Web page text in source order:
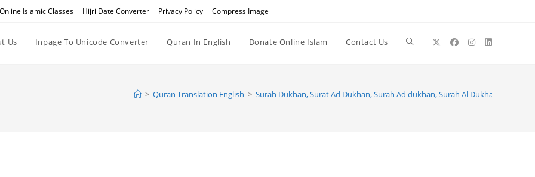
Online Islamic Classes Hijri Date Converter Privacy Policy Compress Image
Us Inpage To Unicode Converter Quran In English Donate Online Islam Contact Us Toggle
> Quran Translation English > Surah Dukhan, Surat Ad Dukhan, Surah Ad dukhan, Surah Al Dukhan